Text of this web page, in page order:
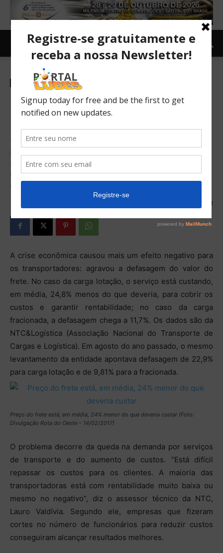
Indústria
Frete está, em média, 24%
menor do que deveria custar
Defasagem é estimada para carga lotação; na carga
fracionada, valor está 11% menor - See more at:
http://www.cnt.org.br/Imprensa/noticia/preco-do-frete-esta-
em-media-24-menor-do-que-deveria-
custar#sthash.9T8wxdeh.dpuf
162
A crise econômica causou mais um efeito negativo para
os transportadores: agravou a defasagem do valor do
frete. No caso da carga lotação, o serviço está custando,
em média, 24,8% menos do que deveria, para cobrir os
custos e garantir rentabilidade; no caso da carga
fracionada, a defasagem chega a 11,7%. Os dados são da
NTC&Logística (Associação Nacional do Transporte de
Cargas e Logística). Em agosto do ano passado, o mesmo
levantamento da entidade apontava defasagem de 22,9%
para carga lotação e de 9,81% para a fracionada.
Preço do frete está, em média, 24% menor do que deveria custar (Foto:
Divulgação Rota do Oeste – 14/02/2017)
O problema decorre da queda na demanda por serviços
de transporte e do aumento de custos. “Está difícil
repassar os custos para os clientes. A maioria das
transportadoras está com rentabilidade muito baixa ou
mesmo no negativo”, diz o assessor técnico da NTC,
Lauro Valdívia. Segundo ele, empresas que fizeram
cortes no número de funcionários para reduzir custos
conseguiram alcançar resultados melhores.